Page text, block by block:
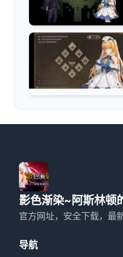
影色渐染~阿斯林顿
官方网址，安全下载，最
导航